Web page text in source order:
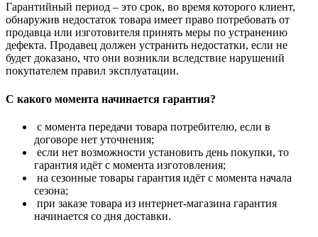
Гарантийный период – это срок, во время которого клиент,
обнаружив недостаток товара имеет право потребовать от
продавца или изготовителя принять меры по устранению
дефекта. Продавец должен устранить недостатки, если не
будет доказано, что они возникли вследствие нарушений
покупателем правил эксплуатации.
С какого момента начинается гарантия?
с момента передачи товара потребителю, если в
договоре нет уточнения;
если нет возможности установить день покупки, то
гарантия идёт с момента изготовления;
на сезонные товары гарантия идёт с момента начала
сезона;
при заказе товара из интернет-магазина гарантия
начинается со дня доставки.